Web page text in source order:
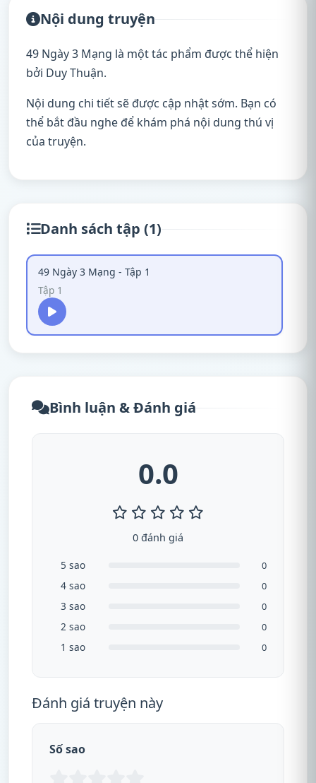
Nội dung truyện
49 Ngày 3 Mạng là một tác phẩm được thể hiện
bởi Duy Thuận.
Nội dung chi tiết sẽ được cập nhật sớm. Bạn có
thể bắt đầu nghe để khám phá nội dung thú vị
của truyện.
Danh sách tập (1)
49 Ngày 3 Mạng - Tập 1
Tập 1
Bình luận & Đánh giá
0.0
0 đánh giá
5 sao 0
4 sao 0
3 sao 0
2 sao 0
1 sao 0
Đánh giá truyện này
Số sao